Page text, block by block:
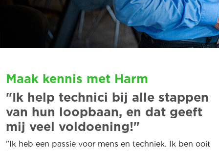
Maak kennis met Harm
"Ik help technici bij alle stappen
van hun loopbaan, en dat geeft
mij veel voldoening!"
"Ik heb een passie voor mens en techniek. Ik ben ooit